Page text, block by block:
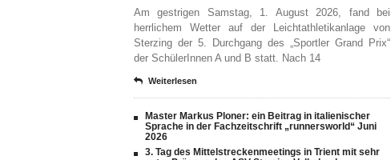
Am gestrigen Samstag, 1. August 2026, fand bei
herrlichem Wetter auf der Leichtathletikanlage von
Sterzing der 5. Durchgang des „Sportler Grand Prix“
der SchülerInnen A und B statt. Nach 14
Weiterlesen
Master Markus Ploner: ein Beitrag in italienischer
Sprache in der Fachzeitschrift „runnersworld“ Juni
2026
3. Tag des Mittelstreckenmeetings in Trient mit sehr